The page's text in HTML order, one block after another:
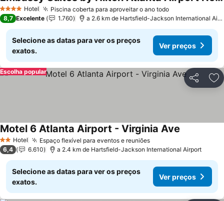
4 EstrelasHotel Piscina coberta para aproveitar o ano todo
8,7 Excelente 1.760 a 2.6 km de Hartsfield-Jackson International Airport
Selecione as datas para ver os preços
exatos.
Ver preços
Partilhar
Escolha popular
2 Estrelas
Hotel Espaço flexível para eventos e reuniões
Motel 6 Atlanta Airport - Virginia Ave
6,4 6.610 a 2.4 km de Hartsfield-Jackson International Airport
Selecione as datas para ver os preços
exatos.
Ver preços